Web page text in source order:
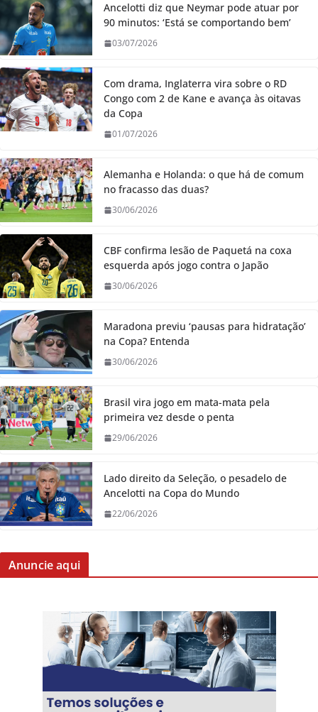
Ancelotti diz que Neymar pode atuar por
90 minutos: ‘Está se comportando bem’
03/07/2026
Com drama, Inglaterra vira sobre o RD
Congo com 2 de Kane e avança às oitavas
da Copa
01/07/2026
Alemanha e Holanda: o que há de comum
no fracasso das duas?
30/06/2026
CBF confirma lesão de Paquetá na coxa
esquerda após jogo contra o Japão
30/06/2026
Maradona previu ‘pausas para hidratação’
na Copa? Entenda
30/06/2026
Brasil vira jogo em mata-mata pela
primeira vez desde o penta
29/06/2026
Lado direito da Seleção, o pesadelo de
Ancelotti na Copa do Mundo
22/06/2026
Anuncie aqui